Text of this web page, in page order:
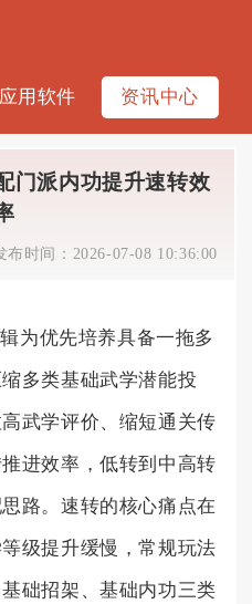
应用软件 资讯中心
门派内功提升速转效
布时间： 2026-07-08 10:36:00
为优先培养具备一拖多
多类基础武学潜能投
武学评价、缩短通关传
进效率，低转到中高转
路。速转的核心痛点在
级提升缓慢，常规玩法
础招架、基础内功三类